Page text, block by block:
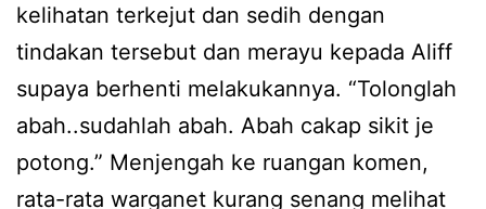
kelihatan terkejut dan sedih dengan
tindakan tersebut dan merayu kepada Aliff
supaya berhenti melakukannya. “Tolonglah
abah..sudahlah abah. Abah cakap sikit je
potong.” Menjengah ke ruangan komen,
rata-rata warganet kurang senang melihat